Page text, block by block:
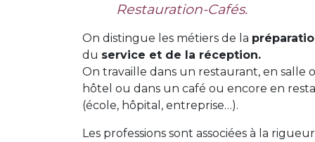
Restauration-Cafés.
On distingue les métiers de la
du service et de la réception.
On travaille dans un restaurant, en salle
hôtel ou dans un café ou encore en
(école, hôpital, entreprise…).
Les professions sont associées à la